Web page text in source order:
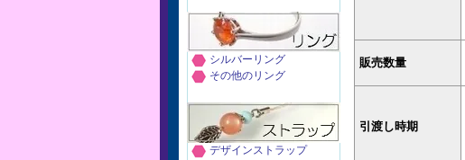
販売数量
引渡し時期
シルバーリング
その他のリング
デザインストラップ